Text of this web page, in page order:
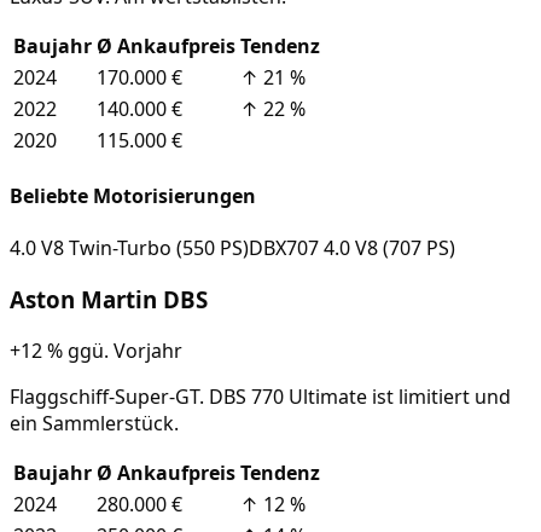
Baujahr Ø AnkaufpreisTendenz
2024
170.000 € ↑ 21 %
2022
140.000 € ↑ 22%
2020
115.000 €
Beliebte Motorisierungen
4.0 V8 Twin-Turbo (550 PS)DBX707 4.0 V8 (707 PS)
Aston Martin DBS
+12 %ggü. Vorjahr
Flaggschiff-Super-GT. DBS 770 Ultimate ist limitiert und
ein Sammlerstück.
Baujahr Ø AnkaufpreisTendenz
2024
280.000 € ↑ 12%